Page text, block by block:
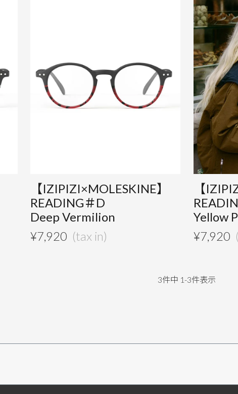
【IZIPIZI×MOLESKINE】
READING＃D
Deep Vermilion
¥7,920
【
Yellow
¥7,920
3件中 1-3件表示